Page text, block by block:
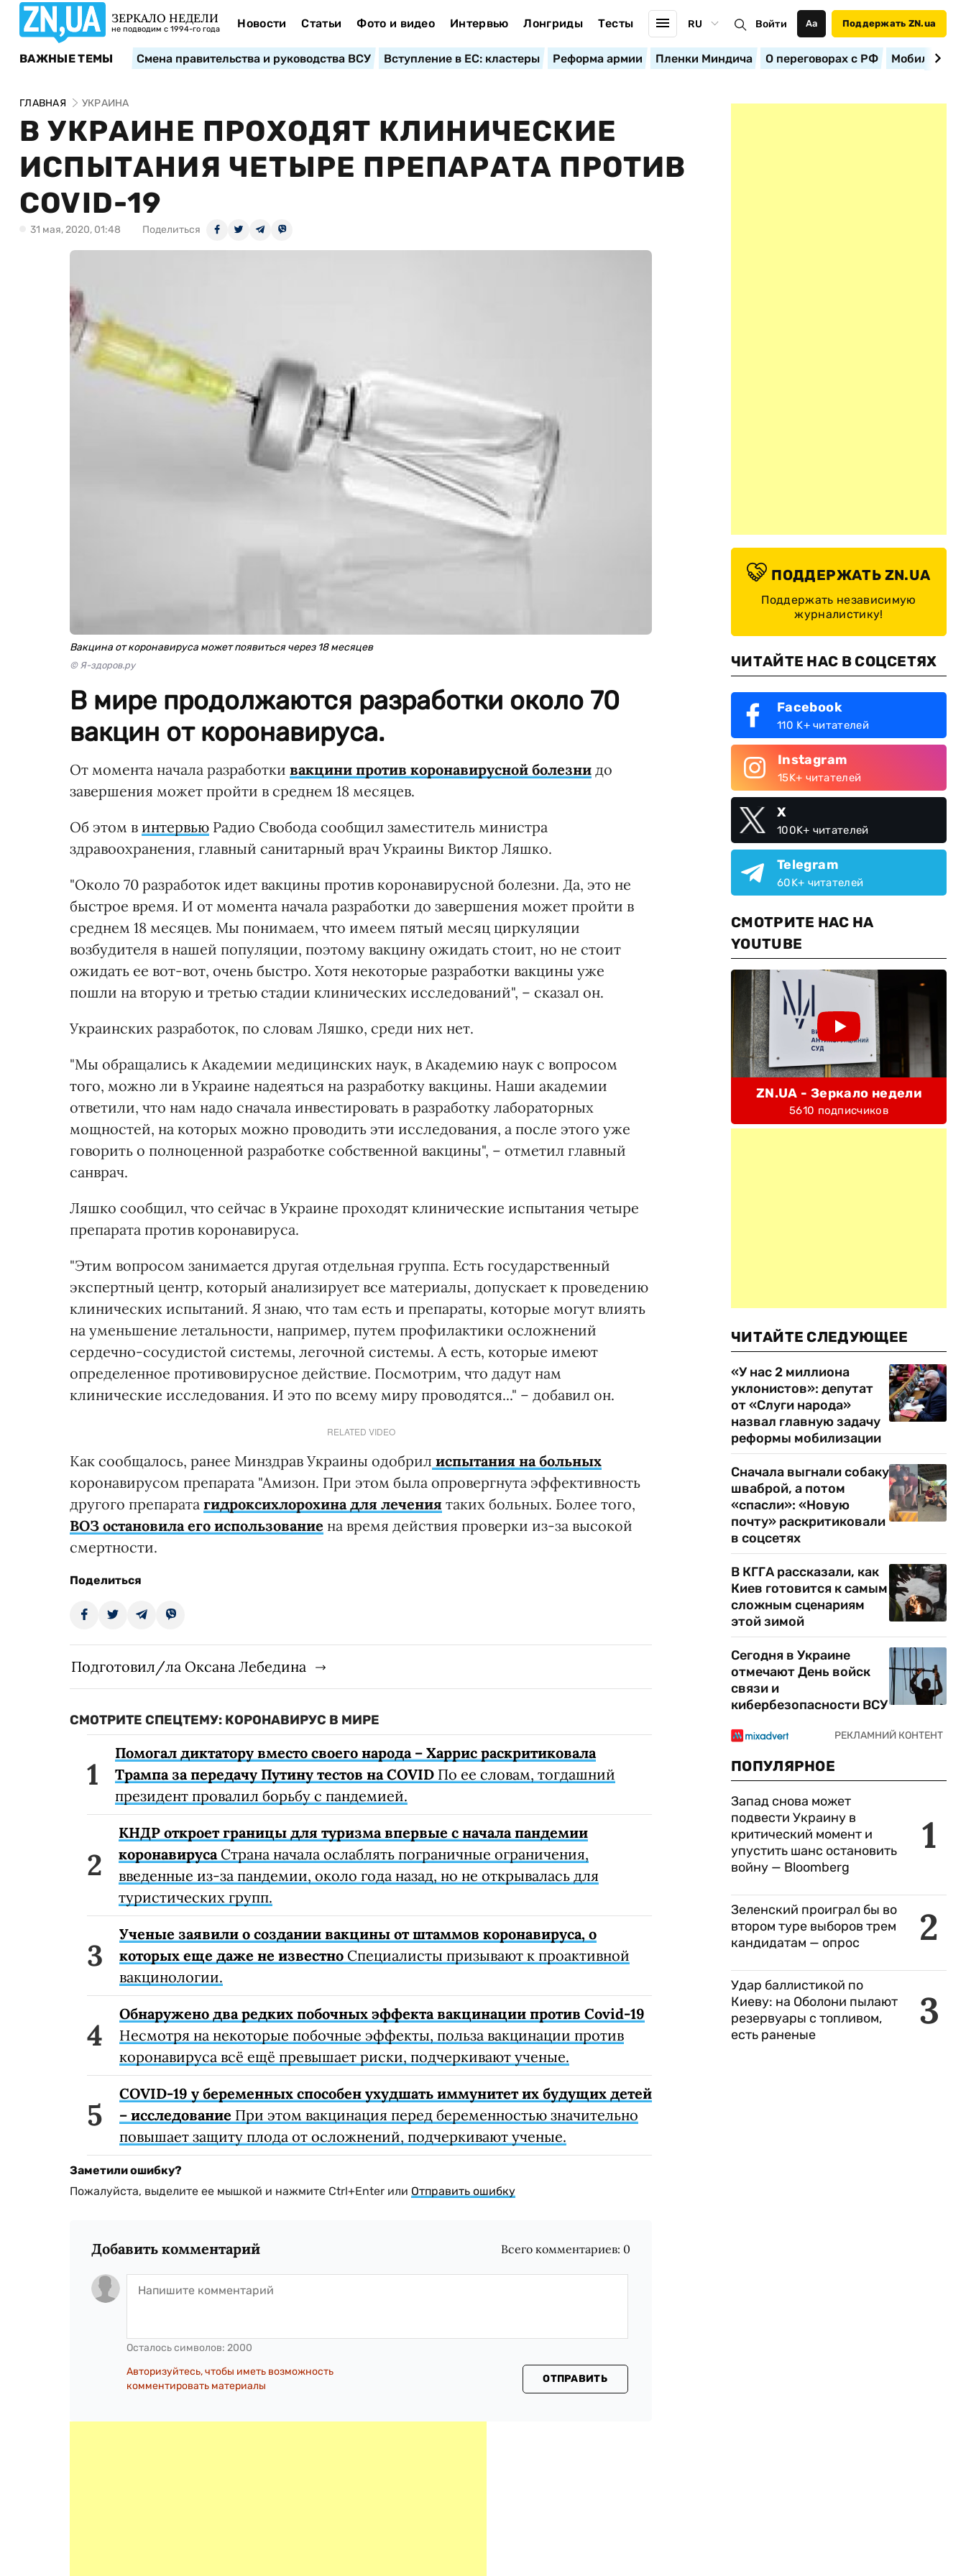
ЗЕРКАЛО НЕДЕЛИ
не подводим с 1994-го года Новости Статьи Фото и видео Интервью Лонгриды Тесты RU Войти Аа Поддержать ZN.ua
ВАЖНЫЕ ТЕМЫ Смена правительства и руководства ВСУ Вступление в ЕС: кластеры Реформа армии Пленки Миндича О переговорах с РФ
ГЛАВНАЯ УКРАИНА
В УКРАИНЕ ПРОХОДЯТ КЛИНИЧЕСКИЕ
ИСПЫТАНИЯ ЧЕТЫРЕ ПРЕПАРАТА ПРОТИВ
COVID-19
31 мая, 2020, 01:48 Поделиться
Вакцина от коронавируса может появиться через 18 месяцев
© Я-здоров.ру
В мире продолжаются разработки около 70
вакцин от коронавируса.
От момента начала разработки вакцини против коронавирусной болезни до
завершения может пройти в среднем 18 месяцев.
Об этом в интервью Радио Свобода сообщил заместитель министра
здравоохранения, главный санитарный врач Украины Виктор Ляшко.
"Около 70 разработок идет вакцины против коронавирусной болезни. Да, это не
быстрое время. И от момента начала разработки до завершения может пройти в
среднем 18 месяцев. Мы понимаем, что имеем пятый месяц циркуляции
возбудителя в нашей популяции, поэтому вакцину ожидать стоит, но не стоит
ожидать ее вот-вот, очень быстро. Хотя некоторые разработки вакцины уже
пошли на вторую и третью стадии клинических исследований", – сказал он.
Украинских разработок, по словам Ляшко, среди них нет.
"Мы обращались к Академии медицинских наук, в Академию наук с вопросом
того, можно ли в Украине надеяться на разработку вакцины. Наши академии
ответили, что нам надо сначала инвестировать в разработку лабораторных
мощностей, на которых можно проводить эти исследования, а после этого уже
говорить о полноценной разработке собственной вакцины", – отметил главный
санврач.
Ляшко сообщил, что сейчас в Украине проходят клинические испытания четыре
препарата против коронавируса.
"Этим вопросом занимается другая отдельная группа. Есть государственный
экспертный центр, который анализирует все материалы, допускает к проведению
клинических испытаний. Я знаю, что там есть и препараты, которые могут влиять
на уменьшение летальности, например, путем профилактики осложнений
сердечно-сосудистой системы, легочной системы. А есть, которые имеют
определенное противовирусное действие. Посмотрим, что дадут нам
клинические исследования. И это по всему миру проводятся..." – добавил он.
RELATED VIDEO
Как сообщалось, ранее Минздрав Украины одобрил испытания на больных
коронавирусом препарата "Амизон. При этом была опровергнута эффективность
другого препарата гидроксихлорохина для лечения таких больных. Более того,
ВОЗ остановила его использование на время действия проверки из-за высокой
смертности.
Поделиться
Подготовил/ла Оксана Лебедина
СМОТРИТЕ СПЕЦТЕМУ: КОРОНАВИРУС В МИРЕ
Помогал диктатору вместо своего народа – Харрис раскритиковала
Трампа за передачу Путину тестов на COVID По ее словам, тогдашний
президент провалил борьбу с пандемией.
КНДР откроет границы для туризма впервые с начала пандемии
коронавируса Страна начала ослаблять пограничные ограничения,
введенные из-за пандемии, около года назад, но не открывалась для
туристических групп.
Ученые заявили о создании вакцины от штаммов коронавируса, о
которых еще даже не известно Специалисты призывают к проактивной
вакцинологии.
Обнаружено два редких побочных эффекта вакцинации против Covid-19
Несмотря на некоторые побочные эффекты, польза вакцинации против
коронавируса всё ещё превышает риски, подчеркивают ученые.
COVID-19 у беременных способен ухудшать иммунитет их будущих детей
– исследование При этом вакцинация перед беременностью значительно
повышает защиту плода от осложнений, подчеркивают ученые.
Заметили ошибку?
Пожалуйста, выделите ее мышкой и нажмите Ctrl+Enter или Отправить ошибку
Добавить комментарий Всего комментариев: 0
Осталось символов: 2000
Авторизуйтесь, чтобы иметь возможность
комментировать материалы
ОТПРАВИТЬ
ПОДДЕРЖАТЬ ZN.UA
Поддержать независимую
журналистику!
ЧИТАЙТЕ НАС В СОЦСЕТЯХ
Facebook
110 K+ читателей
Instagram
15K+ читателей
X
100K+ читателей
Telegram
60K+ читателей
СМОТРИТЕ НАС НА
YOUTUBE
ZN.UA - Зеркало недели
5610 подписчиков
ЧИТАЙТЕ СЛЕДУЮЩЕЕ
«У нас 2 миллиона
уклонистов»: депутат
от «Слуги народа»
назвал главную задачу
реформы мобилизации
Сначала выгнали собаку
шваброй, а потом
«спасли»: «Новую
почту» раскритиковали
в соцсетях
В КГГА рассказали, как
Киев готовится к самым
сложным сценариям
этой зимой
Сегодня в Украине
отмечают День войск
связи и
кибербезопасности ВСУ
ПОПУЛЯРНОЕ
1
Запад снова может
подвести Украину в
критический момент и
упустить шанс остановить
войну — Bloomberg
2
Зеленский проиграл бы во
втором туре выборов трем
кандидатам — опрос
3
Удар баллистикой по
Киеву: на Оболони пылают
резервуары с топливом,
есть раненые